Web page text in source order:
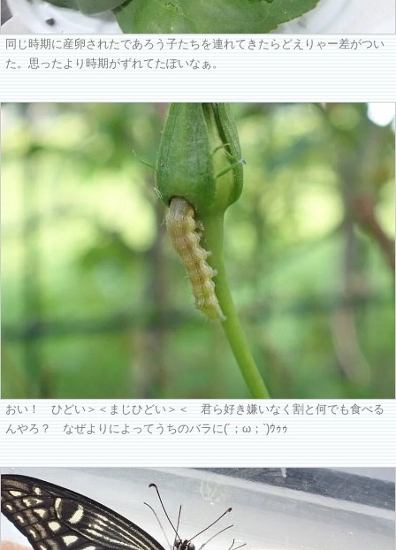
同じ時期に産卵されたであろう子たちを連れてきたらどえりゃー差がつい
た。思ったより時期がずれてたぽいなぁ。
おい！ ひどい＞＜まじひどい＞＜ 君ら好き嫌いなく割と何でも食べる
んやろ？ なぜよりによってうちのバラに(´；ω；`)ｳｩｩ